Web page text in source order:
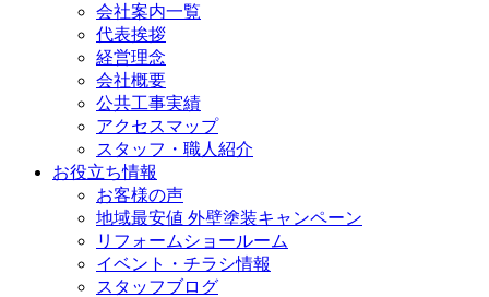
会社案内一覧
代表挨拶
経営理念
会社概要
公共工事実績
アクセスマップ
スタッフ・職人紹介
お役立ち情報
お客様の声
地域最安値 外壁塗装キャンペーン
リフォームショールーム
イベント・チラシ情報
スタッフブログ